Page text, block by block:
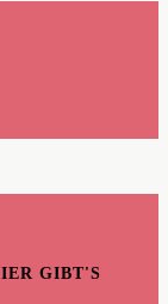
GIBT'S